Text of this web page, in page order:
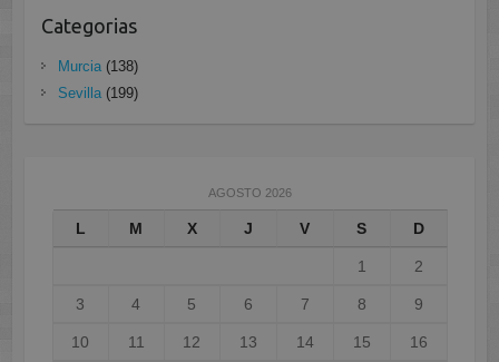
Categorias
Murcia(138)
Sevilla(199)
AGOSTO 2026
L M X J V S D
1 2
3 4 5 6 7 8 9
10 11 12 13 14 15 16